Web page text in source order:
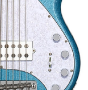
電子ピアノ
その他楽器
エフェクター